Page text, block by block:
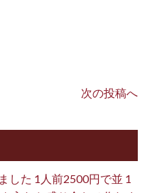
次の投稿へ
した 1人前2500円で並 1